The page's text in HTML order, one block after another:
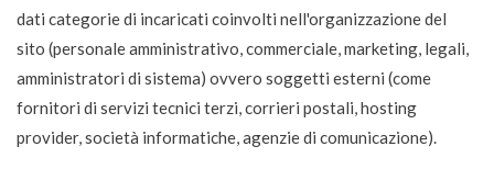
dati categorie di incaricati coinvolti nell'organizzazione del
sito (personale amministrativo, commerciale, marketing, legali,
amministratori di sistema) ovvero soggetti esterni (come
fornitori di servizi tecnici terzi, corrieri postali, hosting
provider, società informatiche, agenzie di comunicazione).